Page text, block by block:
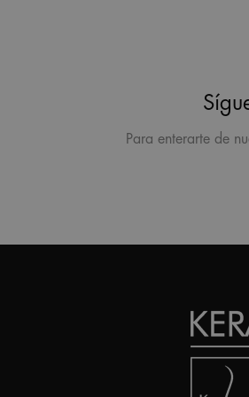
Para enterarte de